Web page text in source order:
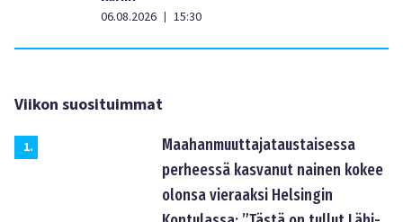
06.08.2026 | 15:30
Viikon suosituimmat
1.
Maahanmuuttajataustaisessa
perheessä kasvanut nainen kokee
olonsa vieraaksi Helsingin